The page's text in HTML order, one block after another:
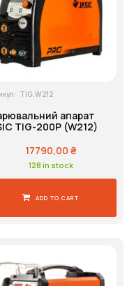
TIG.W212
апарат
TIG-200P (W212)
17790,00 ₴
128 in stock
ADD TO CART